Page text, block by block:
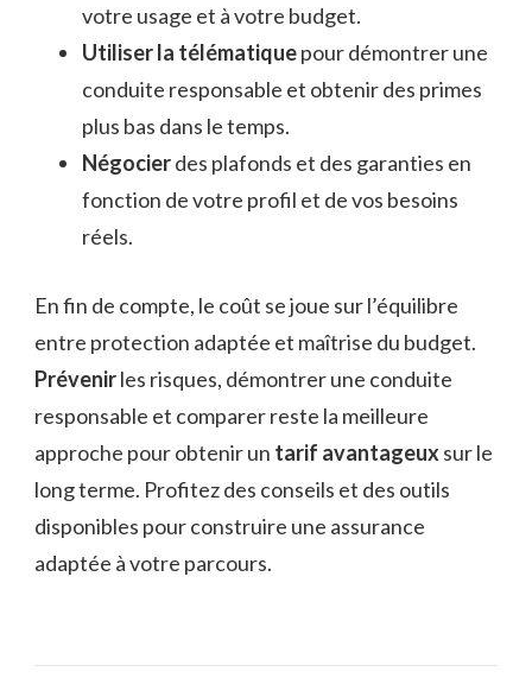
votre usage et à votre budget.
Utiliser la télématiquepour démontrer une
conduite responsable et obtenir des primes
plus bas dans le temps.
Négocierdes plafonds et des garanties en
fonction de votre profil et de vos besoins
réels.
En fin de compte, le coût se joue sur l’équilibre
entre protection adaptée et maîtrise du budget.
Prévenirles risques, démontrer une conduite
responsable et comparer reste la meilleure
approche pour obtenir un tarif avantageux sur le
long terme. Profitez des conseils et des outils
disponibles pour construire une assurance
adaptée à votre parcours.